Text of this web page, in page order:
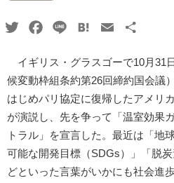
TwitterFacebook
Line HatenaEmail
イギリス・グラスゴーで10月31
候変動枠組条約第26回締約国会議
はじめパリ協定に復帰したアメリ
が演説し、先を争って「温室効果
トラル」を宣言した。最近は「地
可能な開発目標（SDGs）」「脱
どといった言葉がいかにも社会進